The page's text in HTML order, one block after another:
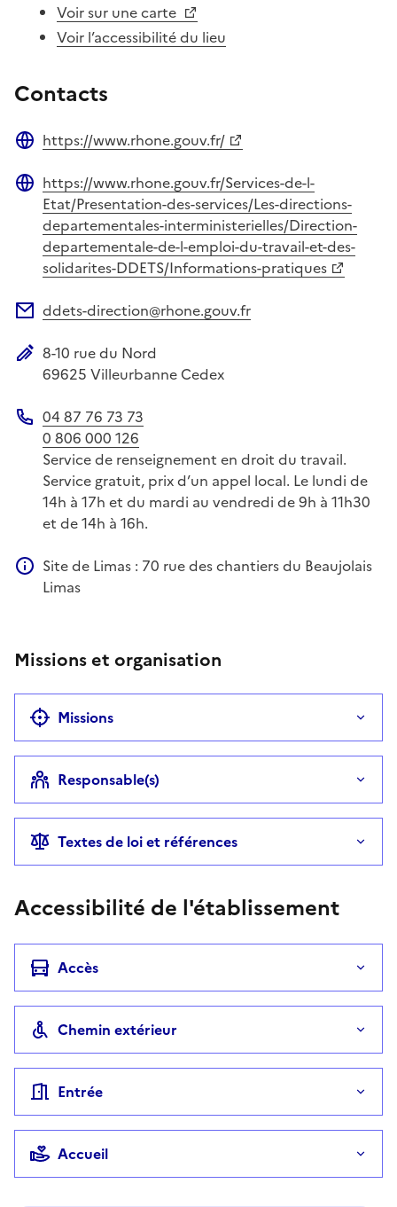
Voir sur une carte
Voir l’accessibilité du lieu
Contacts
https://www.rhone.gouv.fr/
Site web
https://www.rhone.gouv.fr/Services-de-l-
Etat/Presentation-des-services/Les-directions-
departementales-interministerielles/Direction-
departementale-de-l-emploi-du-travail-et-des-
solidarites-DDETS/Informations-pratiques
ddets-direction@rhone.gouv.fr
Adresse postale
8-10 rue du Nord
69625 Villeurbanne Cedex
Téléphone
04 87 76 73 73
0 806 000 126
Service de renseignement en droit du travail.
Service gratuit, prix d’un appel local. Le lundi de
14h à 17h et du mardi au vendredi de 9h à 11h30
et de 14h à 16h.
Information complémentaire
Site de Limas : 70 rue des chantiers du Beaujolais
Limas
Missions et organisation
Missions
Responsable(s)
Textes de loi et références
Accessibilité de l'établissement
Accès
Chemin extérieur
Entrée
Accueil